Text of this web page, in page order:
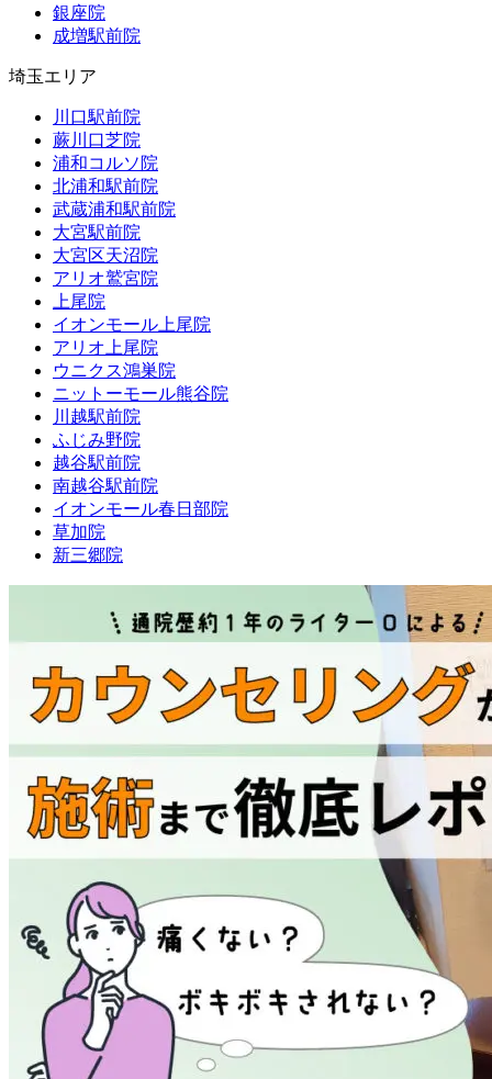
銀座院
成増駅前院
埼玉エリア
川口駅前院
蕨川口芝院
浦和コルソ院
北浦和駅前院
武蔵浦和駅前院
大宮駅前院
大宮区天沼院
アリオ鷲宮院
上尾院
イオンモール上尾院
アリオ上尾院
ウニクス鴻巣院
ニットーモール熊谷院
川越駅前院
ふじみ野院
越谷駅前院
南越谷駅前院
イオンモール春日部院
草加院
新三郷院